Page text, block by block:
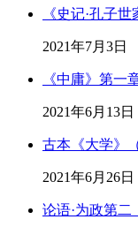
《史记·孔子
2021年7月3日
《中庸》第一
2021年6月13日
古本《大学》
2021年6月26日
论语·为政第二